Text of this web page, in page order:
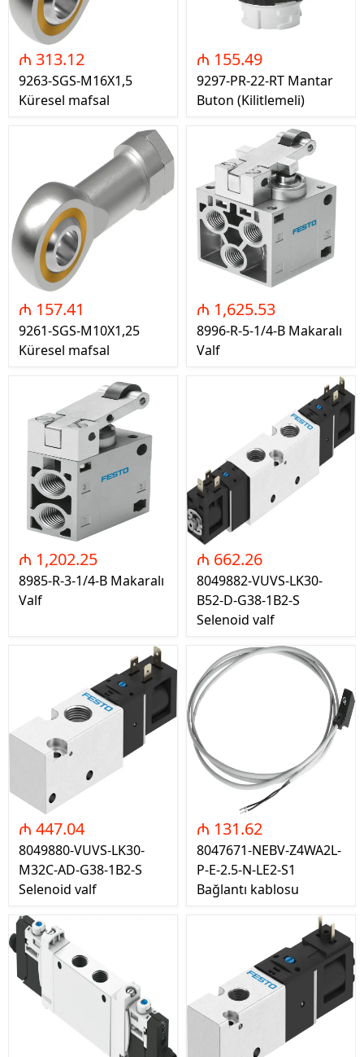
₼ 313.12
9263-SGS-M16X1,5
Küresel mafsal
₼ 155.49
9297-PR-22-RT Mantar
Buton (Kilitlemeli)
₼ 157.41
9261-SGS-M10X1,25
Küresel mafsal
₼ 1,625.53
8996-R-5-1/4-B Makaralı
Valf
₼ 1,202.25
8985-R-3-1/4-B Makaralı
Valf
₼ 662.26
8049882-VUVS-LK30-
B52-D-G38-1B2-S
Selenoid valf
₼ 447.04
8049880-VUVS-LK30-
M32C-AD-G38-1B2-S
Selenoid valf
₼ 131.62
8047671-NEBV-Z4WA2L-
P-E-2.5-N-LE2-S1
Bağlantı kablosu